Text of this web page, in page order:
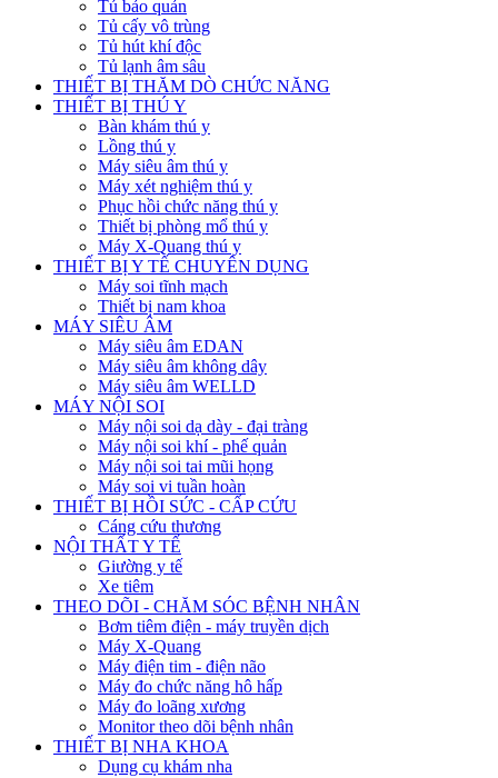
Tủ bảo quản
Tủ cấy vô trùng
Tủ hút khí độc
Tủ lạnh âm sâu
THIẾT BỊ THĂM DÒ CHỨC NĂNG
THIẾT BỊ THÚ Y
Bàn khám thú y
Lồng thú y
Máy siêu âm thú y
Máy xét nghiệm thú y
Phục hồi chức năng thú y
Thiết bị phòng mổ thú y
Máy X-Quang thú y
THIẾT BỊ Y TẾ CHUYÊN DỤNG
Máy soi tĩnh mạch
Thiết bị nam khoa
MÁY SIÊU ÂM
Máy siêu âm EDAN
Máy siêu âm không dây
Máy siêu âm WELLD
MÁY NỘI SOI
Máy nội soi dạ dày - đại tràng
Máy nội soi khí - phế quản
Máy nội soi tai mũi họng
Máy soi vi tuần hoàn
THIẾT BỊ HỒI SỨC - CẤP CỨU
Cáng cứu thương
NỘI THẤT Y TẾ
Giường y tế
Xe tiêm
THEO DÕI - CHĂM SÓC BỆNH NHÂN
Bơm tiêm điện - máy truyền dịch
Máy X-Quang
Máy điện tim - điện não
Máy đo chức năng hô hấp
Máy đo loãng xương
Monitor theo dõi bệnh nhân
THIẾT BỊ NHA KHOA
Dụng cụ khám nha